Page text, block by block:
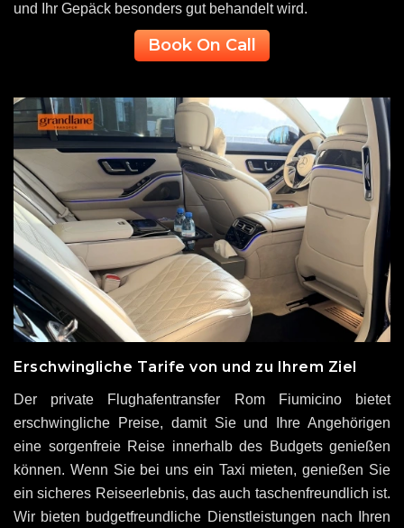
und Ihr Gepäck besonders gut behandelt wird.
Book On Call
Erschwingliche Tarife von und zu Ihrem Ziel
Der private Flughafentransfer Rom Fiumicino bietet
erschwingliche Preise, damit Sie und Ihre Angehörigen
eine sorgenfreie Reise innerhalb des Budgets genießen
können. Wenn Sie bei uns ein Taxi mieten, genießen Sie
ein sicheres Reiseerlebnis, das auch taschenfreundlich ist.
Wir bieten budgetfreundliche Dienstleistungen nach Ihren